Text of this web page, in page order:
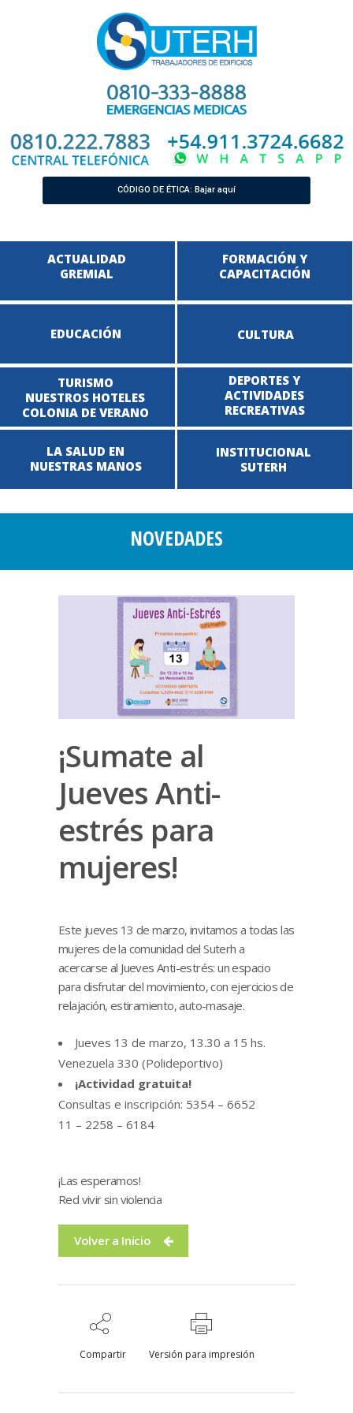
CÓDIGO DE ÉTICA: Bajar aquí
ACTUALIDAD
GREMIAL
EDUCACIÓN CULTURA
TURISMO
NUESTROS HOTELES
COLONIA DE VERANO
DEPORTES Y
ACTIVIDADES
RECREATIVAS
LA SALUD EN
NUESTRAS MANOS
INSTITUCIONAL
SUTERH
FORMACIÓN Y
CAPACITACIÓN
NOVEDADES
¡Sumate al
Jueves Anti-
estrés para
mujeres!
Este jueves 13 de marzo, invitamos a todas las
mujeres de la comunidad del Suterh a
acercarse al Jueves Anti-estrés: un espacio
para disfrutar del movimiento, con ejercicios de
relajación, estiramiento, auto-masaje.
Jueves 13 de marzo, 13.30 a 15 hs.
Venezuela 330 (Polideportivo)
¡Actividad gratuita!
Consultas e inscripción: 5354 – 6652
11 – 2258 – 6184
¡Las esperamos!
Red vivir sin violencia
Volver a Inicio
Compartir Versión para impresión